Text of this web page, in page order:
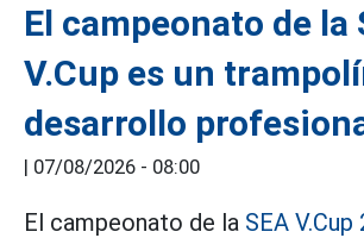
El campeonato de la
V.Cup es un
desarrollo
| 07/08/2026 - 08:00
El campeonato de la SEA V.Cup